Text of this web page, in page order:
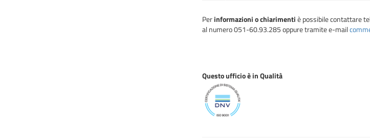
Perinformazioni o chiarimentiè possibile contattare
al numero 051-60.93.285 oppure tramite e-mail
Questo ufficio è in Qualità